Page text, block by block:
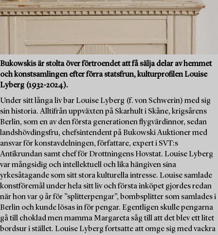
Bukowskis är stolta över förtroendet att få sälja delar av hemmet
och konstsamlingen efter förra statsfrun, kulturprofilen Louise
Lyberg (1932-2024).
Under sitt långa liv bar Louise Lyberg (f. von Schwerin) med sig
sin historia. Alltifrån uppväxten på Skarhult i Skåne, krigsårens
Berlin, som en av den första generationen flygvärdinnor, sedan
landshövdingsfru, chefsintendent på Bukowski Auktioner med
ansvar för konstavdelningen, författare, expert i SVT:s
Antikrundan samt chef för Drottningens Hovstat. Louise Lyberg
var mångsidig och intellektuell och lika hängiven sina
yrkesåtagande som sitt stora kulturella intresse. Louise samlade
konstföremål under hela sitt liv och första inköpet gjordes redan
när hon var 9 år för ”splitterpengar”, bombsplitter som samlades i
Berlin och kunde lösas in för pengar. Egentligen skulle pengarna
gå till choklad men mamma Margareta såg till att det blev ett litet
bordsur i stället. Louise Lyberg fortsatte att omge sig med vackra